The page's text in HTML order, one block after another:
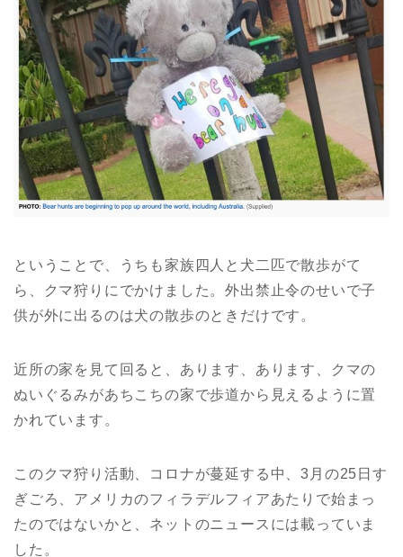
ということで、うちも家族四人と犬二匹で散歩がて
ら、クマ狩りにでかけました。外出禁止令のせいで子
供が外に出るのは犬の散歩のときだけです。
近所の家を見て回ると、あります、あります、クマの
ぬいぐるみがあちこちの家で歩道から見えるように置
かれています。
このクマ狩り活動、コロナが蔓延する中、3月の25日す
ぎごろ、アメリカのフィラデルフィアあたりで始まっ
たのではないかと、ネットのニュースには載っていま
した。